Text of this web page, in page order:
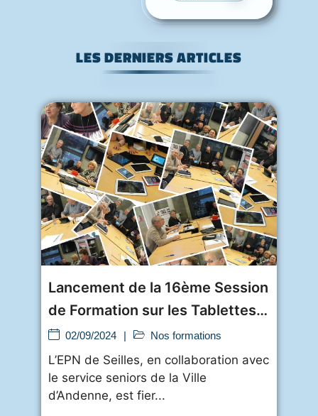
LES DERNIERS ARTICLES
Lancement de la 16ème Session
de Formation sur les Tablettes
et 02/09/2024 | Nos formations
L’EPN de Seilles, en collaboration avec
le service seniors de la Ville
d’Andenne, est fier...